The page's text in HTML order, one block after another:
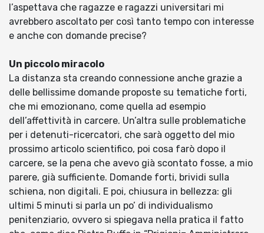
l’aspettava che ragazze e ragazzi universitari mi
avrebbero ascoltato per così tanto tempo con interesse
e anche con domande precise?
Un piccolo miracolo
La distanza sta creando connessione anche grazie a
delle bellissime domande proposte su tematiche forti,
che mi emozionano, come quella ad esempio
dell’affettività in carcere. Un’altra sulle problematiche
per i detenuti-ricercatori, che sarà oggetto del mio
prossimo articolo scientifico, poi cosa farò dopo il
carcere, se la pena che avevo già scontato fosse, a mio
parere, già sufficiente. Domande forti, brividi sulla
schiena, non digitali. E poi, chiusura in bellezza: gli
ultimi 5 minuti si parla un po’ di individualismo
penitenziario, ovvero si spiegava nella pratica il fatto